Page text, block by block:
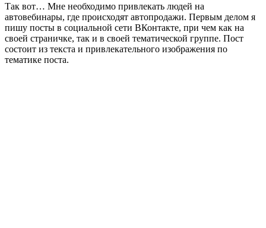
Так вот… Мне необходимо привлекать людей на
автовебинары, где происходят автопродажи. Первым делом я
пишу посты в социальной сети ВКонтакте, при чем как на
своей страничке, так и в своей тематической группе. Пост
состоит из текста и привлекательного изображения по
тематике поста.